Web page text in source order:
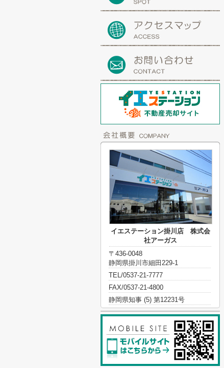
イエステーション掛川店 株式会
社アーガス
〒436-0048
静岡県掛川市細田229-1
TEL/0537-21-7777
FAX/0537-21-4800
静岡県知事 (5) 第12231号